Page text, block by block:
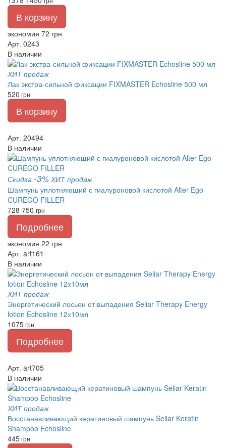
В корзину
экономия 72 грн
Арт. 0243
В наличии
ХИТ продаж
Лак экстра-сильной фиксации FIXMASTER Echosline 500 мл
520 грн
В корзину
Арт. 20494
В наличии
Скидка -3% ХИТ продаж
Шампунь уплотняющий с гиалуроновой кислотой Alter Ego
CUREGO FILLER
728 750 грн
Подробнее
экономия 22 грн
Арт. art161
В наличии
ХИТ продаж
Энергетический лосьон от выпадения Seliar Therapy Energy
lotion Echosline 12х10мл
1075грн
Подробнее
Арт. art705
В наличии
ХИТ продаж
Восстанавливающий кератиновый шампунь Seliar Keratin
Shampoo Echosline
445грн